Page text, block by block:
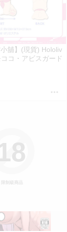
小舖】(現貨) Hololiv
コ・アビスガード
ラフィアンぬい
ver. 布偶
限制級商品